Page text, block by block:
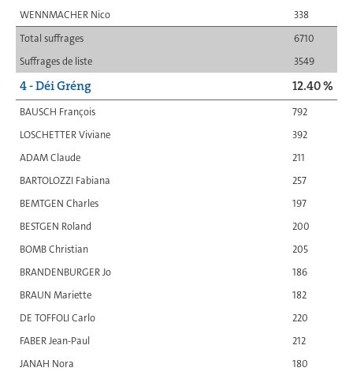
WENNMACHER Nico
338
Total suffrages
6710
Suffrages de liste
3549
4 - Déi Gréng 12.40 %
BAUSCH François
792
LOSCHETTER Viviane
392
ADAM Claude
211
BARTOLOZZI Fabiana
257
BEMTGEN Charles
197
BESTGEN Roland
200
BOMB Christian
205
BRANDENBURGER Jo
186
BRAUN Mariette
182
DE TOFFOLI Carlo
220
FABER Jean-Paul
212
JANAH Nora
180